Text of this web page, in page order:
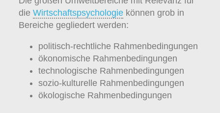
die Wirtschaftspsychologie können grob in
Bereiche gegliedert werden:
politisch-rechtliche Rahmenbedingungen
ökonomische Rahmenbedingungen
technologische Rahmenbedingungen
sozio-kulturelle Rahmenbedingungen
ökologische Rahmenbedingungen